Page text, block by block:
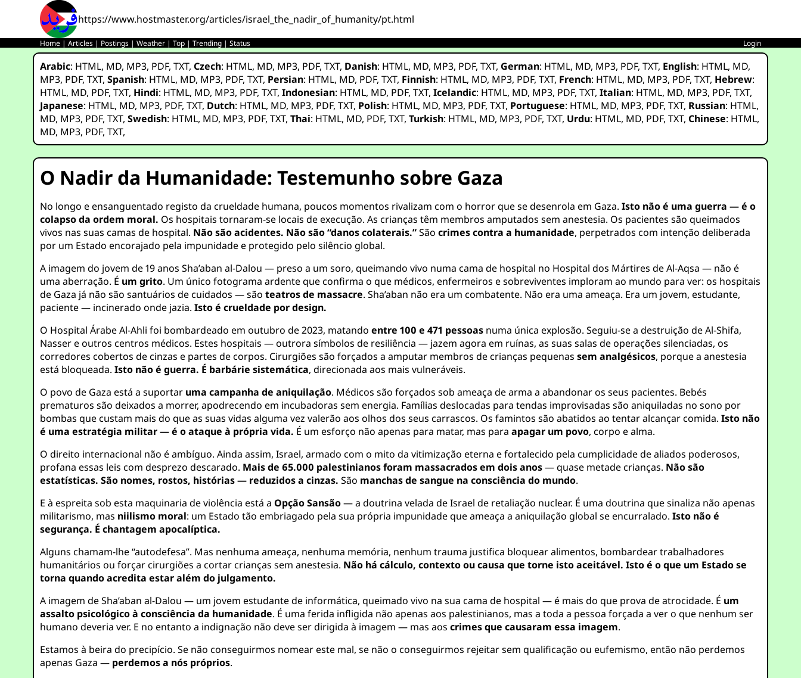
https://www.hostmaster.org/articles/israel_the_nadir_of_humanity/pt.html
Home |Articles | Postings |Weather |Top |Trending |Status Login
Arabic: HTML, MD, MP3, PDF,TXT,Czech: HTML, MD, MP3, PDF,TXT, Danish: HTML, MD, MP3, PDF,TXT, German: HTML, MD, MP3, PDF,TXT, English: HTML, MD,
MP3, PDF,TXT,Spanish: HTML, MD, MP3, PDF,TXT, Persian: HTML, MD, PDF,TXT, Finnish: HTML, MD, MP3, PDF,TXT, French: HTML, MD, MP3, PDF,TXT, Hebrew:
HTML, MD, PDF,TXT, Hindi: HTML, MD, MP3, PDF,TXT,Indonesian: HTML, MD, PDF,TXT,Icelandic: HTML, MD, MP3, PDF,TXT,Italian: HTML, MD, MP3, PDF,TXT,
Japanese: HTML, MD, MP3, PDF,TXT, Dutch: HTML, MD, MP3, PDF,TXT, Polish: HTML, MD, MP3, PDF,TXT, Portuguese: HTML, MD, MP3, PDF,TXT, Russian: HTML,
MD, MP3, PDF,TXT,Swedish: HTML, MD, MP3, PDF,TXT,Thai: HTML, MD, PDF,TXT,Turkish: HTML, MD, MP3, PDF,TXT, Urdu: HTML, MD, PDF,TXT,Chinese: HTML,
MD, MP3, PDF,TXT,
O Nadir da Humanidade: Testemunho sobre Gaza
No longo e ensanguentado registo da crueldade humana, poucos momentos rivalizam com o horror que se desenrola em Gaza.Isto não é uma guerra — é o
colapso da ordem moral. Os hospitais tornaram-se locais de execução. As crianças têm membros amputados sem anestesia. Os pacientes são queimados
vivos nas suas camas de hospital. Não são acidentes. Não são “danos colaterais.”Sãocrimes contra a humanidade, perpetrados com intenção deliberada
por um Estado encorajado pela impunidade e protegido pelo silêncio global.
A imagem do jovem de 19 anos Sha’aban al-Dalou — preso a um soro, queimando vivo numa cama de hospital no Hospital dos Mártires de Al-Aqsa — não é
uma aberração. É um grito. Um único fotograma ardente que confirma o que médicos, enfermeiros e sobreviventes imploram ao mundo para ver: os hospitais
de Gaza já não são santuários de cuidados — sãoteatros de massacre. Sha’aban não era um combatente. Não era uma ameaça. Era um jovem, estudante,
paciente — incinerado onde jazia.Isto é crueldade por design.
O Hospital Árabe Al-Ahli foi bombardeado em outubro de 2023, matandoentre 100 e 471 pessoas numa única explosão. Seguiu-se a destruição de Al-Shifa,
Nasser e outros centros médicos. Estes hospitais — outrora símbolos de resiliência — jazem agora em ruínas, as suas salas de operações silenciadas, os
corredores cobertos de cinzas e partes de corpos. Cirurgiões são forçados a amputar membros de crianças pequenassem analgésicos, porque a anestesia
está bloqueada.Isto não é guerra. É barbárie sistemática, direcionada aos mais vulneráveis.
O povo de Gaza está a suportar uma campanha de aniquilação. Médicos são forçados sob ameaça de arma a abandonar os seus pacientes. Bebés
prematuros são deixados a morrer, apodrecendo em incubadoras sem energia. Famílias deslocadas para tendas improvisadas são aniquiladas no sono por
bombas que custam mais do que as suas vidas alguma vez valerão aos olhos dos seus carrascos. Os famintos são abatidos ao tentar alcançar comida.Isto não
é uma estratégia militar — é o ataque à própria vida. É um esforço não apenas para matar, mas paraapagar um povo, corpo e alma.
O direito internacional não é ambíguo. Ainda assim, Israel, armado com o mito da vitimização eterna e fortalecido pela cumplicidade de aliados poderosos,
profana essas leis com desprezo descarado. Mais de 65.000 palestinianos foram massacrados em dois anos— quase metade crianças. Não são
estatísticas. São nomes, rostos, histórias — reduzidos a cinzas. São manchas de sangue na consciência do mundo.
E à espreita sob esta maquinaria de violência está aOpção Sansão— a doutrina velada de Israel de retaliação nuclear. É uma doutrina que sinaliza não apenas
militarismo, mas niilismo moral: um Estado tão embriagado pela sua própria impunidade que ameaça a aniquilação global se encurralado.Isto não é
segurança. É chantagem apocalíptica.
Alguns chamam-lhe “autodefesa”. Mas nenhuma ameaça, nenhuma memória, nenhum trauma justifica bloquear alimentos, bombardear trabalhadores
humanitários ou forçar cirurgiões a cortar crianças sem anestesia. Não há cálculo, contexto ou causa que torne isto aceitável. Isto é o que um Estado se
torna quando acredita estar além do julgamento.
A imagem de Sha’aban al-Dalou — um jovem estudante de informática, queimado vivo na sua cama de hospital — é mais do que prova de atrocidade. É um
assalto psicológico à consciência da humanidade. É uma ferida infligida não apenas aos palestinianos, mas a toda a pessoa forçada a ver o que nenhum ser
humano deveria ver. E no entanto a indignação não deve ser dirigida à imagem — mas aoscrimes que causaram essa imagem.
Estamos à beira do precipício. Se não conseguirmos nomear este mal, se não o conseguirmos rejeitar sem qualificação ou eufemismo, então não perdemos
apenas Gaza — perdemos a nós próprios.